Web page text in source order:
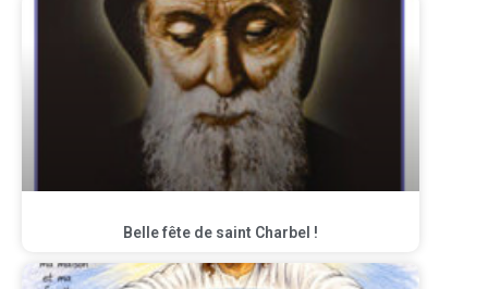
Belle fête de saint Charbel !